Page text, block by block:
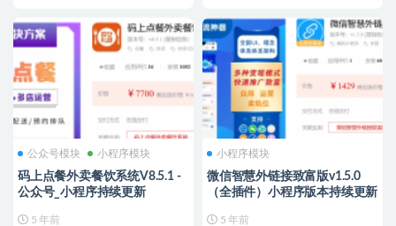
公众号模块 小程序模块
码上点餐外卖餐饮系统V8.5.1 -
公众号_小程序持续更新
5 年前
小程序模块
微信智慧外链接致富版v1.5.0
（全插件）小程序版本持续更新
5 年前